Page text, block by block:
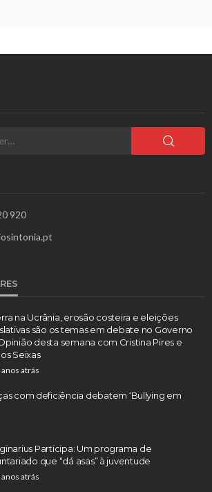
920
na Ucrânia, erosão costeira e eleições
são os temas em debate no Governo
desta semana com Cristina Pires e
Seixas
anos atrás
com deficiência debatem ‘Bullying em
Participa: Um programa de
que “dá asas” à juventude
anos atrás